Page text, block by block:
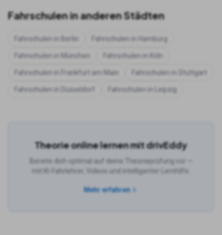
Fahrschulen in anderen Städten
Fahrschulen in Berlin Fahrschulen in Hamburg
Fahrschulen in München Fahrschulen in Köln
Fahrschulen in Frankfurt am Main Fahrschulen in Stuttgart
Fahrschulen in Düsseldorf Fahrschulen in Leipzig
Theorie online lernen mit drivEddy
Bereite dich optimal auf deine Theorieprüfung vor —
mit KI-Fahrlehrer, Videos und intelligenter Lernhilfe.
Mehr erfahren